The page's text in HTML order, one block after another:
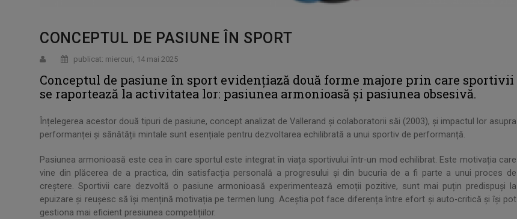
CONCEPTUL DE PASIUNE ÎN SPORT
publicat: miercuri, 14 mai 2025
Conceptul de pasiune în sport evidențiază două forme majore prin care sportivii
se raportează la activitatea lor: pasiunea armonioasă și pasiunea obsesivă.
Înțelegerea acestor două tipuri de pasiune, concept analizat de Vallerand și colaboratorii săi (2003), și impactul lor asupra
performanței și sănătății mintale sunt esențiale pentru dezvoltarea echilibrată a unui sportiv de performanță.
Pasiunea armonioasă este cea în care sportul este integrat în viața sportivului într-un mod echilibrat. Este motivația care
vine din plăcerea de a practica, din satisfacția personală a progresului și din bucuria de a fi parte a unui proces de
creștere. Sportivii care dezvoltă o pasiune armonioasă experimentează emoții pozitive, sunt mai puțin predispuși la
epuizare și reușesc să își mențină motivația pe termen lung. Aceștia pot face diferența între efort și auto-critică și își pot
gestiona mai eficient presiunea competițiilor.